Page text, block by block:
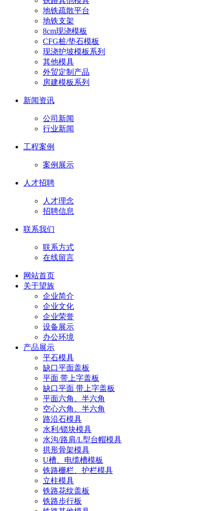
地铁疏散平台
地铁支架
8cm现浇模板
CFG桩/垫石模板
现浇护坡模板系列
其他模具
外贸定制产品
房建模板系列
新闻资讯
公司新闻
行业新闻
工程案例
案例展示
人才招聘
人才理念
招聘信息
联系我们
联系方式
在线留言
网站首页
关于望族
企业简介
企业文化
企业荣誉
设备展示
办公环境
产品展示
平石模具
缺口平面盖板
平面 带上字盖板
缺口平面 带上字盖板
平面六角、半六角
空心六角、半六角
路沿石模具
水利/锁块模具
水沟/路肩/L型台帽模具
拱形骨架模具
U槽、电缆槽模板
铁路栅栏、护栏模具
立柱模具
铁路花纹盖板
铁路步行板